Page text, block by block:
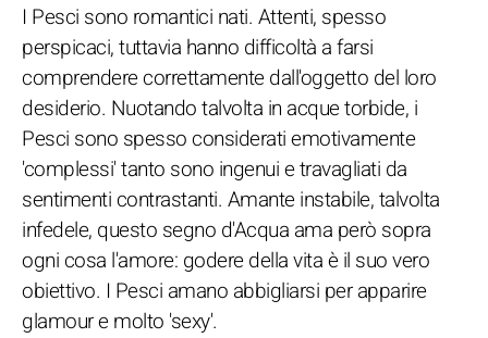
I Pesci sono romantici nati. Attenti, spesso
perspicaci, tuttavia hanno difficoltà a farsi
comprendere correttamente dall'oggetto del loro
desiderio. Nuotando talvolta in acque torbide, i
Pesci sono spesso considerati emotivamente
'complessi' tanto sono ingenui e travagliati da
sentimenti contrastanti. Amante instabile, talvolta
infedele, questo segno d'Acqua ama però sopra
ogni cosa l'amore: godere della vita è il suo vero
obiettivo. I Pesci amano abbigliarsi per apparire
glamour e molto 'sexy'.